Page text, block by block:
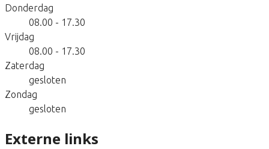
Donderdag
08.00 - 17.30
Vrijdag
08.00 - 17.30
Zaterdag
gesloten
Zondag
gesloten
Externe links